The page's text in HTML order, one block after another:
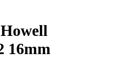
16mm